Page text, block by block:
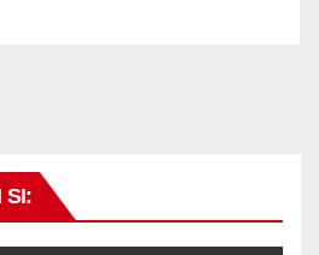
SI: